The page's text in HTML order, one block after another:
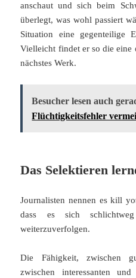
anschaut und sich beim
überlegt, was wohl passiert
Situation eine gegenteilige
Vielleicht findet er so die eine
nächstes Werk.
Besucher lesen auch
Flüchtigkeitsfehler
Das Selektieren
Journalisten nennen es kill
dass es sich
weiterzuverfolgen.
Die Fähigkeit, zwischen
zwischen interessanten